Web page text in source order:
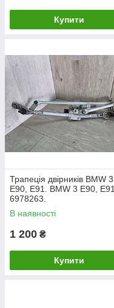
Купити
Трапеція двірників BMW 3
E90, E91. BMW 3 Е90, Е91.
6978263.
В наявності
1 200 ₴
Купити